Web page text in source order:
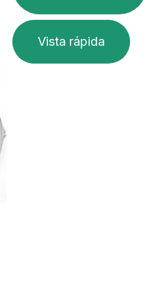
Vista rápida